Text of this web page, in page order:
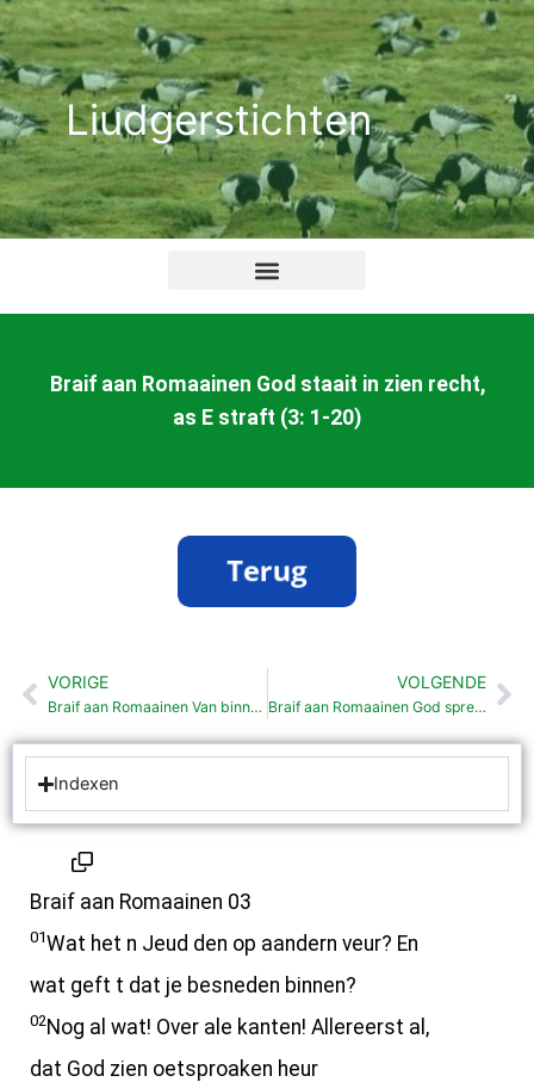
Ga
naar
de
inhoudLiudgerstichten
Braif aan Romaainen God staait in zien recht,
as E straft (3: 1-20)
Vorige
VORIGE
Braif aan Romaainen Van binnen mout ie Jeud wezen (2:17-29)
VOLGENDE
Braif aan Romaainen God sprekt vrij wèl op Jezus vertraauwt (3:21-30)
Indexen
Braif aan Romaainen 03
01Wat het n Jeud den op aandern veur? En
wat geft t dat je besneden binnen?
02Nog al wat! Over ale kanten! Allereerst al,
dat God zien oetsproaken heur